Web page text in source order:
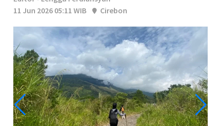
11 Jun 2026 05:11 WIB
Cirebon